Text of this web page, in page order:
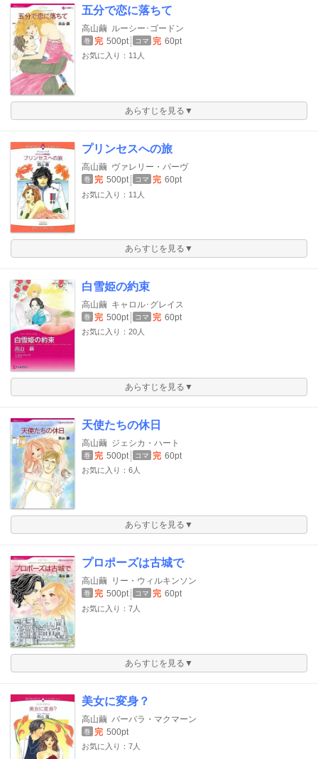
五分で恋に落ちて
高山繭 ルーシー･ゴードン
巻 完 500pt コマ 完 60pt
お気に入り：11人
あらすじを見る▼
プリンセスへの旅
高山繭 ヴァレリー・パーヴ
巻 完 500pt コマ 完 60pt
お気に入り：11人
あらすじを見る▼
白雪姫の約束
高山繭 キャロル･グレイス
巻 完 500pt コマ 完 60pt
お気に入り：20人
あらすじを見る▼
天使たちの休日
高山繭 ジェシカ・ハート
巻 完 500pt コマ 完 60pt
お気に入り：6人
あらすじを見る▼
プロポーズは古城で
高山繭 リー・ウィルキンソン
巻 完 500pt コマ 完 60pt
お気に入り：7人
あらすじを見る▼
美女に変身？
高山繭 バーバラ・マクマーン
巻 完 500pt
お気に入り：7人